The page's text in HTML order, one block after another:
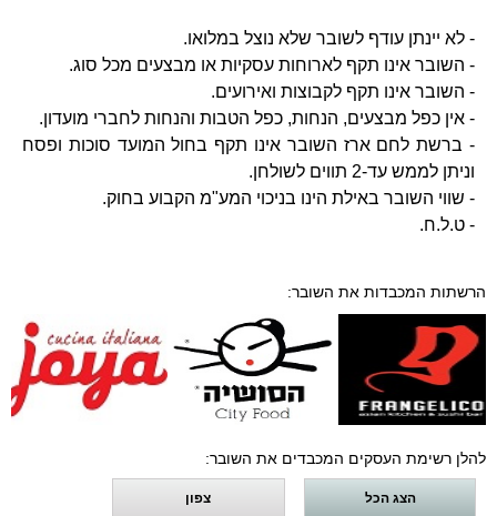
- לא יינתן עודף לשובר שלא נוצל במלואו.
- השובר אינו תקף לארוחות עסקיות או מבצעים מכל סוג.
- השובר אינו תקף לקבוצות ואירועים.
- אין כפל מבצעים, הנחות, כפל הטבות והנחות לחברי מועדון.
- ברשת לחם ארז השובר אינו תקף בחול המועד סוכות ופסח
וניתן לממש עד-2 תווים לשולחן.
- שווי השובר באילת הינו בניכוי המע"מ הקבוע בחוק.
- ט.ל.ח.
הרשתות המכבדות את השובר:
להלן רשימת העסקים המכבדים את השובר:
הצג הכל צפון